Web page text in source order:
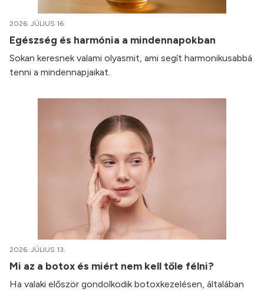
2026. JÚLIUS 16.
Egészség és harmónia a mindennapokban
Sokan keresnek valami olyasmit, ami segít harmonikusabbá
tenni a mindennapjaikat.
2026. JÚLIUS 13.
Mi az a botox és miért nem kell tőle félni?
Ha valaki először gondolkodik botoxkezelésen, általában